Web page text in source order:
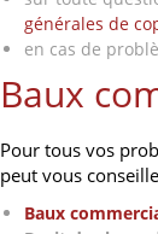
générales de
en cas de
Baux
Pour tous vos
peut vous
Baux